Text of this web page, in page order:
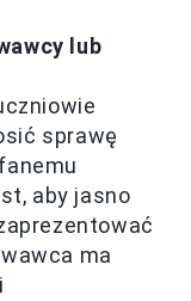
lub
sprawę
aby jasno
ma